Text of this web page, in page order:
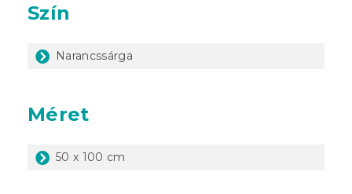
Szín
Narancssárga
Méret
50 x 100 cm